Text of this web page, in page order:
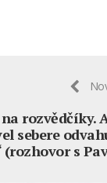
rozvědčíky.
sebere
(rozhovor s